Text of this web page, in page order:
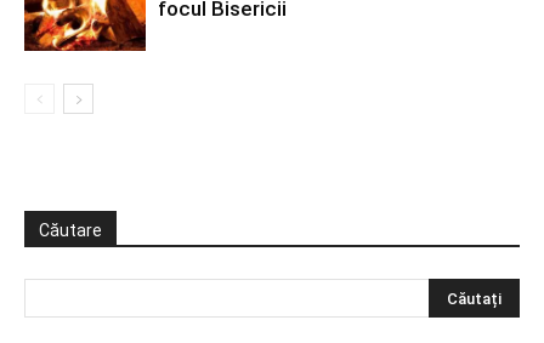
focul Bisericii
Căutare